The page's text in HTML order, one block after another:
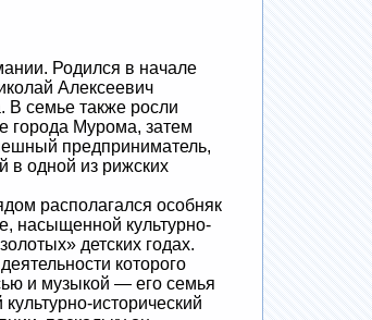
Родился в начале
Алексеевич
В семье также росли
города Мурома, затем
предприниматель,
в одной из рижских
располагался особняк
насыщенной культурно-
детских годах.
которого
и музыкой — его семья
исторический